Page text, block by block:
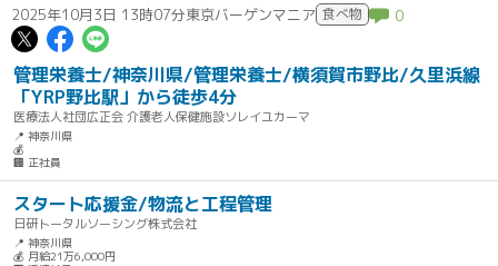
2025年10月3日 13時07分東京バーゲンマニア 食べ物 0
この記事についてポスト
この記事についてFacebookでシェ
管理栄養士/神奈川県/管理栄養士/横須賀市野比/久里浜線
「YRP野比駅」から徒歩4分
医療法人社団広正会 介護老人保健施設ソレイユカーマ
📍 神奈川県
💰
🏢 正社員
スタート応援金/物流と工程管理
日研トータルソーシング株式会社
📍 神奈川県
💰 月給21万6,000円